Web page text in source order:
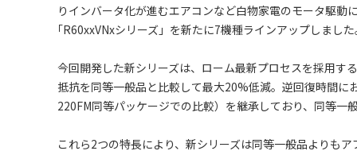
りインバータ化が進むエアコンなど白物家電のモータ駆
｢R60xxVNxシリーズ」を新たに7機種ラインアップしまし
今回開発した新シリーズは、ローム最新プロセスを採用
抵抗を同等一般品と比較して最大20%低減。逆回復時間
220FM同等パッケージでの比較）を継承しており、同等
これら2つの特長により、新シリーズは同等一般品よりも